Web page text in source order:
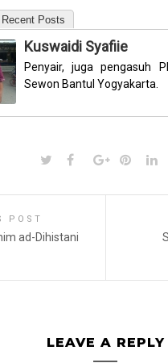
Recent Posts
Kuswaidi Syafiie
Penyair, juga pengasuh
Sewon Bantul Yogyakarta.
POST
ad-Dihistani
LEAVE A REPLY